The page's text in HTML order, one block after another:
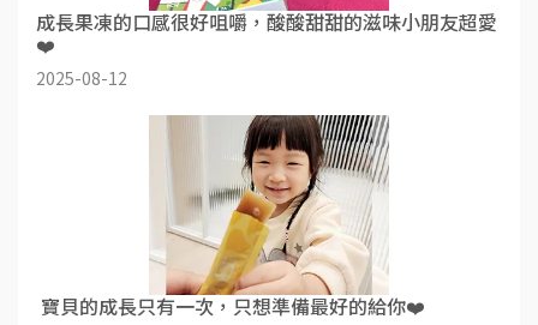
成長果凍的口感很好咀嚼，酸酸甜甜的滋味小朋友超愛
❤️
2025-08-12
​ 寶貝的成長只有一次，只想準備最好的給你❤️